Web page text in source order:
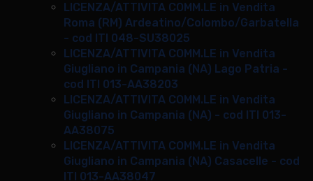
LICENZA/ATTIVITA COMM.LE in Vendita
Roma (RM) Ardeatino/Colombo/Garbatella
- cod ITI 048-SU38025
LICENZA/ATTIVITA COMM.LE in Vendita
Giugliano in Campania (NA) Lago Patria -
cod ITI 013-AA38203
LICENZA/ATTIVITA COMM.LE in Vendita
Giugliano in Campania (NA) - cod ITI 013-
AA38075
LICENZA/ATTIVITA COMM.LE in Vendita
Giugliano in Campania (NA) Casacelle - cod
ITI 013-AA38047